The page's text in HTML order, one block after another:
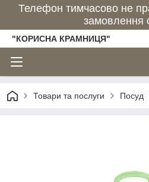
Телефон тимчасово не
замовлення
"КОРИСНА КРАМНИЦЯ"
Товари та послуги Посуд